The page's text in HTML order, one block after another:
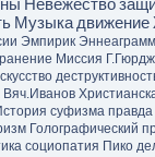
Невежество
Музыка движение
Эмпирик
Миссия
Вяч.Иванов
суфизма правда
Голографический
социопатия Пико